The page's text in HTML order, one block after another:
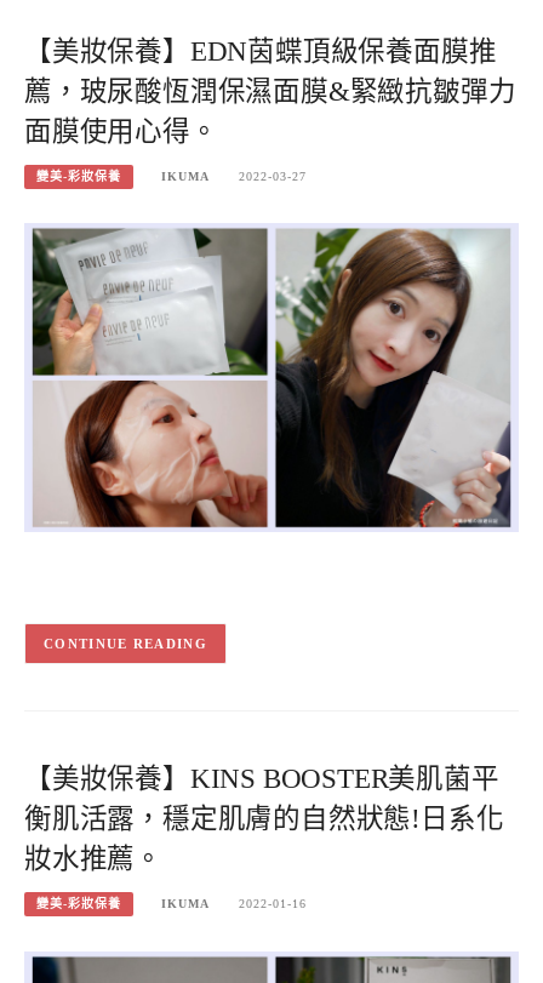
【美妝保養】EDN茵蝶頂級保養面膜推
薦，玻尿酸恆潤保濕面膜&緊緻抗皺彈力
面膜使用心得。
變美-彩妝保養 IKUMA 2022-03-27
CONTINUE READING
【美妝保養】KINS BOOSTER美肌菌平
衡肌活露，穩定肌膚的自然狀態!日系化
妝水推薦。
變美-彩妝保養 IKUMA 2022-01-16